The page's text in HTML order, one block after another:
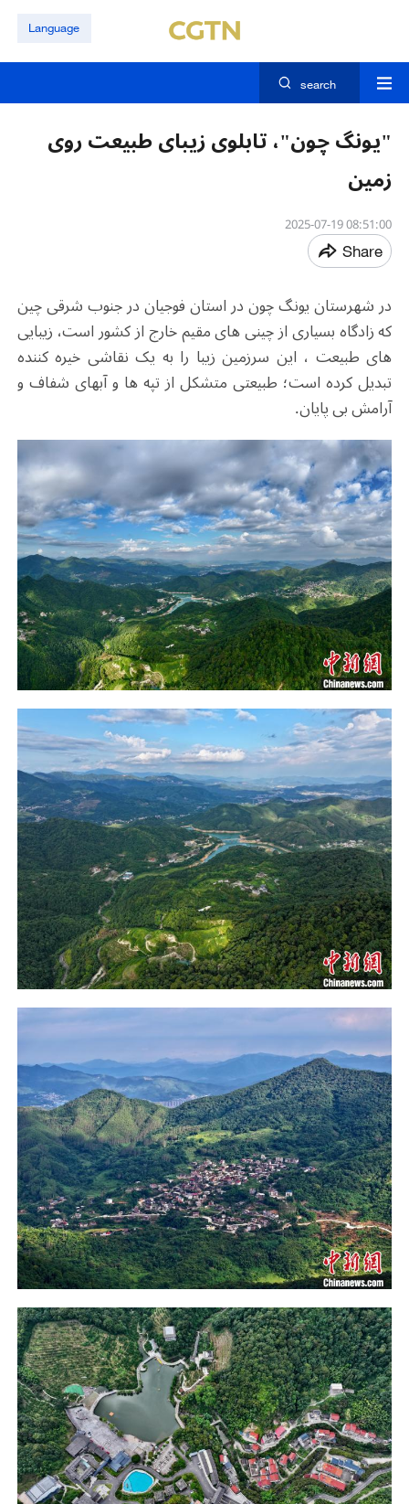
Language
search
"یونگ چون"، تابلوی زیبای طبیعت روی
زمین
08:51:00 2025-07-19
Share
در شهرستان یونگ چون در استان فوجیان در جنوب شرقی چین
که زادگاه بسیاری از چینی های مقیم خارج از کشور است، زیبایی
های طبیعت ، این سرزمین زیبا را به یک نقاشی خیره کننده
تبدیل کرده است؛ طبیعتی متشکل از تپه ها و آبهای شفاف و
آرامش بی پایان.